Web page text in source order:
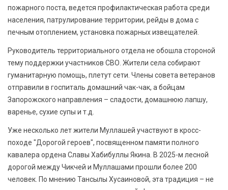
пожарного поста, ведется профилактическая работа среди
населения, патрулирование территории, рейды в дома с
печным отоплением, установка пожарных извещателей.
Руководитель территориального отдела не обошла стороной
тему поддержки участников СВО. Жители села собирают
гуманитарную помощь, плетут сети. Члены совета ветеранов
отправили в госпиталь домашний чак-чак, а бойцам
Запорожского направления – сладости, домашнюю лапшу,
варенье, сухие супы и т.д.
Уже несколько лет жители Муллашей участвуют в кросс-
походе "Дорогой героев", посвященном памяти полного
кавалера ордена Славы Хабибуллы Якина. В 2025-м лесной
дорогой между Чикчей и Муллашами прошли более 200
человек. По мнению Тансылы Хусаиновой, эта традиция – не